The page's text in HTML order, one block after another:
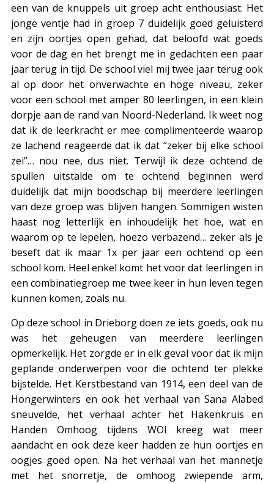
een van de knuppels uit groep acht enthousiast. Het
jonge ventje had in groep 7 duidelijk goed geluisterd
en zijn oortjes open gehad, dat beloofd wat goeds
voor de dag en het brengt me in gedachten een paar
jaar terug in tijd. De school viel mij twee jaar terug ook
al op door het onverwachte en hoge niveau, zeker
voor een school met amper 80 leerlingen, in een klein
dorpje aan de rand van Noord-Nederland. Ik weet nog
dat ik de leerkracht er mee complimenteerde waarop
ze lachend reageerde dat ik dat “zeker bij elke school
zei”… nou nee, dus niet. Terwijl ik deze ochtend de
spullen uitstalde om te ochtend beginnen werd
duidelijk dat mijn boodschap bij meerdere leerlingen
van deze groep was blijven hangen. Sommigen wisten
haast nog letterlijk en inhoudelijk het hoe, wat en
waarom op te lepelen, hoezo verbazend… zeker als je
beseft dat ik maar 1x per jaar een ochtend op een
school kom. Heel enkel komt het voor dat leerlingen in
een combinatiegroep me twee keer in hun leven tegen
kunnen komen, zoals nu.
Op deze school in Drieborg doen ze iets goeds, ook nu
was het geheugen van meerdere leerlingen
opmerkelijk. Het zorgde er in elk geval voor dat ik mijn
geplande onderwerpen voor die ochtend ter plekke
bijstelde. Het Kerstbestand van 1914, een deel van de
Hongerwinters en ook het verhaal van Sana Alabed
sneuvelde, het verhaal achter het Hakenkruis en
Handen Omhoog tijdens WOI kreeg wat meer
aandacht en ook deze keer hadden ze hun oortjes en
oogjes goed open. Na het verhaal van het mannetje
met het snorretje, de omhoog zwiepende arm,